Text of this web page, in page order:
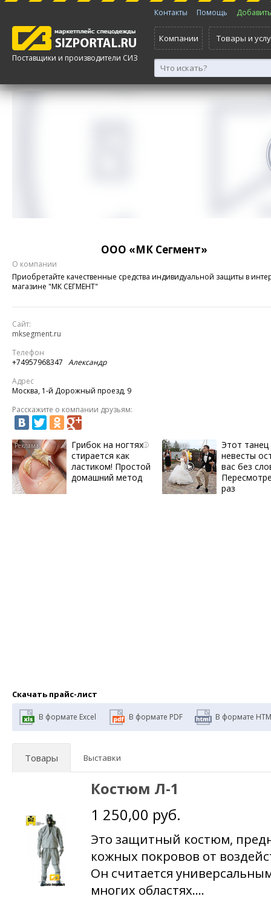
Поставщики и производители СИЗ
Контакты Помощь
Компании Товары и
ООО «МК Сегмент»
О компании
Приобретайте качественные средства индивидуальной защиты в
магазине "МК СЕГМЕНТ"
Сайт:
mksegment.ru
Телефон
+74957968347 Александр
Адрес
Москва, 1-й Дорожный проезд, 9
Расскажите о компании друзьям:
i
Грибок на ногтях
стирается как
ластиком! Простой
домашний метод
Этот танец
невесты
вас без
раз
Скачать прайс-лист
В формате Excel В формате PDF В формате
Товары Выставки
Костюм Л-1
1 250,00 руб.
Это защитный костюм,
кожных покровов от
Он считается
многих областях....